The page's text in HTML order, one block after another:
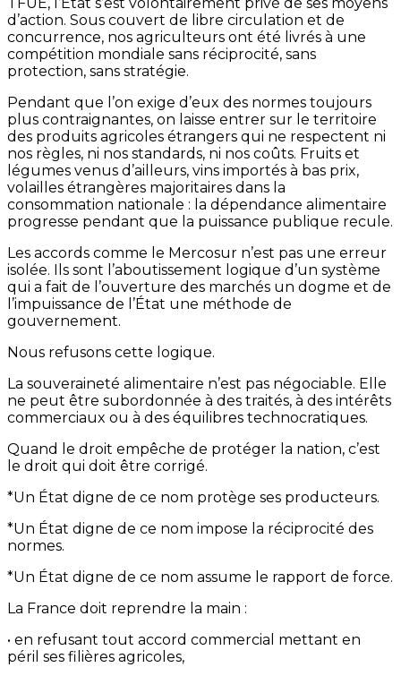
TFUE, l’État s’est volontairement privé de ses moyens
d’action. Sous couvert de libre circulation et de
concurrence, nos agriculteurs ont été livrés à une
compétition mondiale sans réciprocité, sans
protection, sans stratégie.
Pendant que l’on exige d’eux des normes toujours
plus contraignantes, on laisse entrer sur le territoire
des produits agricoles étrangers qui ne respectent ni
nos règles, ni nos standards, ni nos coûts. Fruits et
légumes venus d’ailleurs, vins importés à bas prix,
volailles étrangères majoritaires dans la
consommation nationale : la dépendance alimentaire
progresse pendant que la puissance publique recule.
Les accords comme le Mercosur n’est pas une erreur
isolée. Ils sont l’aboutissement logique d’un système
qui a fait de l’ouverture des marchés un dogme et de
l’impuissance de l’État une méthode de
gouvernement.
Nous refusons cette logique.
La souveraineté alimentaire n’est pas négociable. Elle
ne peut être subordonnée à des traités, à des intérêts
commerciaux ou à des équilibres technocratiques.
Quand le droit empêche de protéger la nation, c’est
le droit qui doit être corrigé.
*Un État digne de ce nom protège ses producteurs.
*Un État digne de ce nom impose la réciprocité des
normes.
*Un État digne de ce nom assume le rapport de force.
La France doit reprendre la main :
• en refusant tout accord commercial mettant en
péril ses filières agricoles,